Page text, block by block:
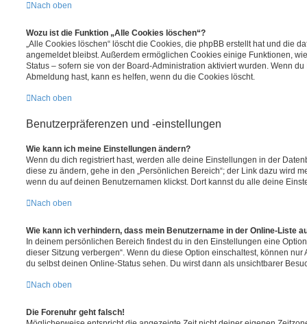
Nach oben
Wozu ist die Funktion „Alle Cookies löschen“?
„Alle Cookies löschen“ löscht die Cookies, die phpBB erstellt hat und die
angemeldet bleibst. Außerdem ermöglichen Cookies einige Funktionen,
Status – sofern sie von der Board-Administration aktiviert wurden. Wenn
Abmeldung hast, kann es helfen, wenn du die Cookies löscht.
Nach oben
Benutzerpräferenzen und -einstellungen
Wie kann ich meine Einstellungen ändern?
Wenn du dich registriert hast, werden alle deine Einstellungen in der
diese zu ändern, gehe in den „Persönlichen Bereich“; der Link dazu wird
wenn du auf deinen Benutzernamen klickst. Dort kannst du alle deine
Nach oben
Wie kann ich verhindern, dass mein Benutzername in der Online-Liste
In deinem persönlichen Bereich findest du in den Einstellungen eine
dieser Sitzung verbergen“. Wenn du diese Option einschaltest, können
du selbst deinen Online-Status sehen. Du wirst dann als unsichtbarer
Nach oben
Die Forenuhr geht falsch!